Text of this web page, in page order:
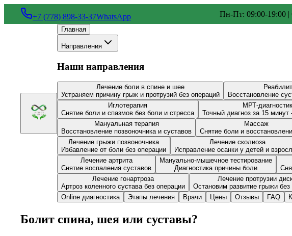
+7 (778) 898-33-37WhatsApp Пн-Пт: 09:00-19:00 |
Главная
Направления
Наши направления
Лечение боли в спине и шее
Устраняем причину грыж и протрузий без операций
Восстановление
Иглотерапия
Снятие боли и спазмов без боли и стресса
МРТ-
Точный диагноз за 15
Мануальная терапия
Восстановление позвоночника и суставов
Массаж
Снятие боли и
Лечение грыжи позвоночника
Избавление от боли без операции
Лечение сколиоза
Исправление осанки у детей и
Лечение артрита
Снятие воспаления суставов
Мануально-мышечное тестирование
Диагностика причины боли
Лечение гонартроза
Артроз коленного сустава без операции
Лечение протрузии
Остановим развитие грыжи без
Online диагностика
Этапы лечения Врачи Цены Отзывы FAQ
Болит спина, шея или суставы?